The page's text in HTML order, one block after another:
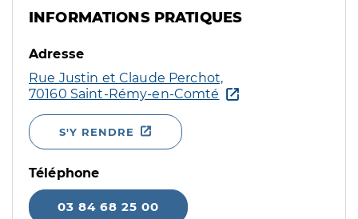
INFORMATIONS PRATIQUES
Adresse
Rue Justin et Claude Perchot,
70160 Saint-Rémy-en-Comté
S'Y RENDRE
Téléphone
03 84 68 25 00